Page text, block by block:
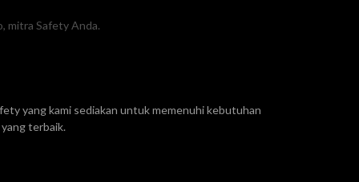
mitra Safety Anda.
yang kami sediakan untuk memenuhi kebutuhan
terbaik.